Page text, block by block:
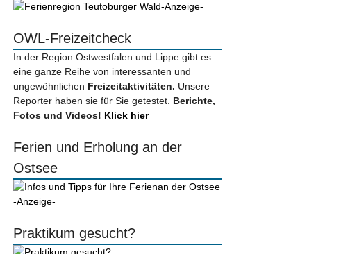
-Anzeige-
OWL-Freizeitcheck
In der Region Ostwestfalen und Lippe gibt es
eine ganze Reihe von interessanten und
ungewöhnlichen Freizeitaktivitäten. Unsere
Reporter haben sie für Sie getestet. Berichte,
Fotos und Videos! Klick hier
Ferien und Erholung an der
Ostsee
-Anzeige-
Praktikum gesucht?